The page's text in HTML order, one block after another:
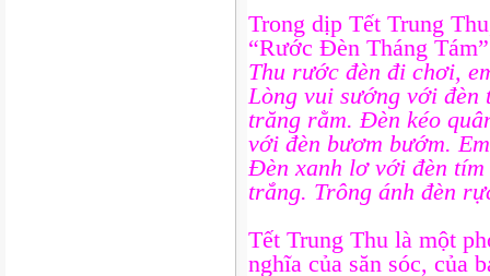
Trong dịp Tết Trung
“Rước Đèn Tháng
Thu rước đèn đi chơi,
Lòng vui sướng với đèn
trăng rằm. Đèn kéo
với đèn bươm bướm.
Đèn xanh lơ với đèn
trắng. Trông ánh đèn
Tết Trung Thu là một
nghĩa của săn sóc, của